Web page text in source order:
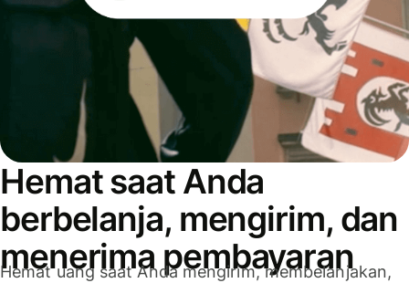
Hemat saat Anda
berbelanja, mengirim, dan
menerima pembayaran
Hemat uang saat Anda mengirim, membelanjakan,